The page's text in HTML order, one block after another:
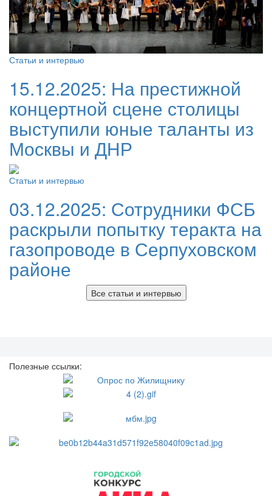
Статьи и интервью
15.12.2025: На престижной
концертной сцене столицы
выступили юные таланты из
Москвы и ДНР
Статьи и интервью
03.12.2025: Сотрудники ФСБ
раскрыли попытку теракта на
газопроводе в Серпуховском
районе
Все статьи и интервью
Полезные ссылки: